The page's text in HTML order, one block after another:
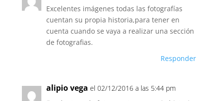
Excelentes imágenes todas las fotografías
cuentan su propia historia,para tener en
cuenta cuando se vaya a realizar una sección
de fotografias.
Responder
alipio vega el 02/12/2016 a las 5:44 pm